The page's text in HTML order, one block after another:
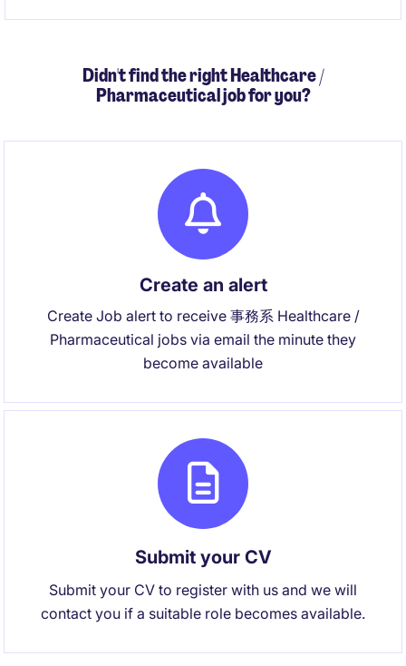
Didn't find the right Healthcare /
Pharmaceutical job for you?
Create an alert
Create Job alert to receive 事務系 Healthcare /
Pharmaceutical jobs via email the minute they
become available
Submit your CV
Submit your CV to register with us and we will
contact you if a suitable role becomes available.